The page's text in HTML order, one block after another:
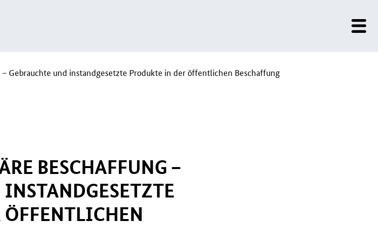
Gebrauchte und instandgesetzte Produkte in der öffentlichen Beschaffung
BESCHAFFUNG –